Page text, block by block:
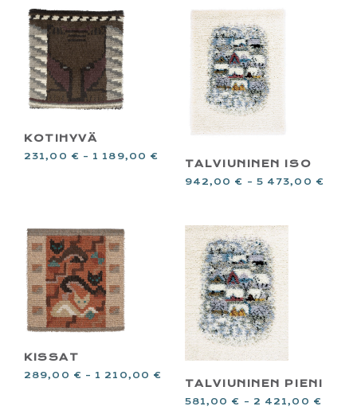
KOTIHYVÄ
231,00 € – 1 189,00 €
TALVIUNINEN ISO
942,00 € – 5 473,00 €
KISSAT
289,00 € – 1 210,00 €
TALVIUNINEN PIENI
581,00 € – 2 421,00 €